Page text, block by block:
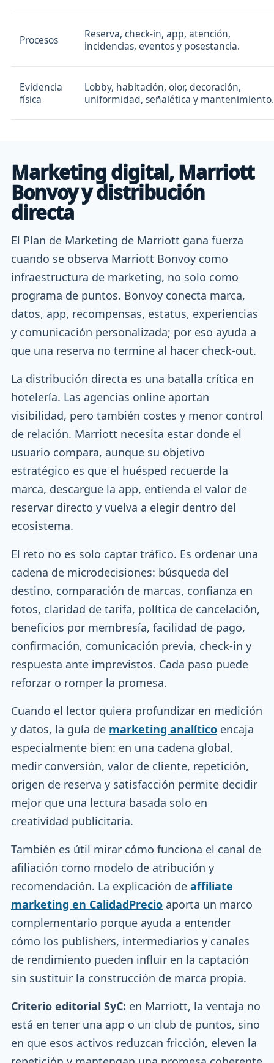
Procesos
Reserva, check-in, app, atención,
incidencias, eventos y posestancia.
Evidencia
física
Lobby, habitación, olor, decoración,
uniformidad, señalética y mantenimiento.
Marketing digital, Marriott
Bonvoy y distribución
directa
El Plan de Marketing de Marriott gana fuerza
cuando se observa Marriott Bonvoy como
infraestructura de marketing, no solo como
programa de puntos. Bonvoy conecta marca,
datos, app, recompensas, estatus, experiencias
y comunicación personalizada; por eso ayuda a
que una reserva no termine al hacer check-out.
La distribución directa es una batalla crítica en
hotelería. Las agencias online aportan
visibilidad, pero también costes y menor control
de relación. Marriott necesita estar donde el
usuario compara, aunque su objetivo
estratégico es que el huésped recuerde la
marca, descargue la app, entienda el valor de
reservar directo y vuelva a elegir dentro del
ecosistema.
El reto no es solo captar tráfico. Es ordenar una
cadena de microdecisiones: búsqueda del
destino, comparación de marcas, confianza en
fotos, claridad de tarifa, política de cancelación,
beneficios por membresía, facilidad de pago,
confirmación, comunicación previa, check-in y
respuesta ante imprevistos. Cada paso puede
reforzar o romper la promesa.
Cuando el lector quiera profundizar en medición
y datos, la guía de marketing analítico encaja
especialmente bien: en una cadena global,
medir conversión, valor de cliente, repetición,
origen de reserva y satisfacción permite decidir
mejor que una lectura basada solo en
creatividad publicitaria.
También es útil mirar cómo funciona el canal de
afiliación como modelo de atribución y
recomendación. La explicación de affiliate
marketing en CalidadPrecio aporta un marco
complementario porque ayuda a entender
cómo los publishers, intermediarios y canales
de rendimiento pueden influir en la captación
sin sustituir la construcción de marca propia.
Criterio editorial SyC: en Marriott, la ventaja no
está en tener una app o un club de puntos, sino
en que esos activos reduzcan fricción, eleven la